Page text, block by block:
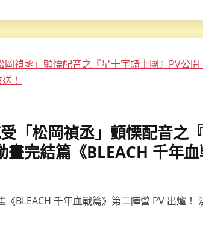
「松岡禎丞」顫慄配音之
畫完結篇《BLEACH 千年
BLEACH 千年血戰篇》第二陣營 PV 出爐！